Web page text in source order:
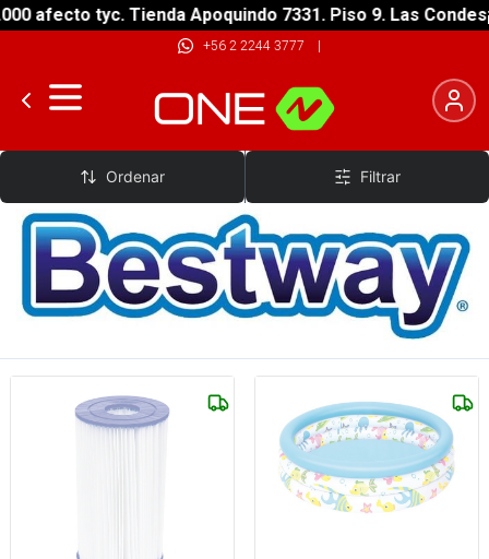
tyc. Tienda Apoquindo 7331. Piso 9. Las Condes
+56 2 2244 3777 |
Bestway
Ordenar Filtrar